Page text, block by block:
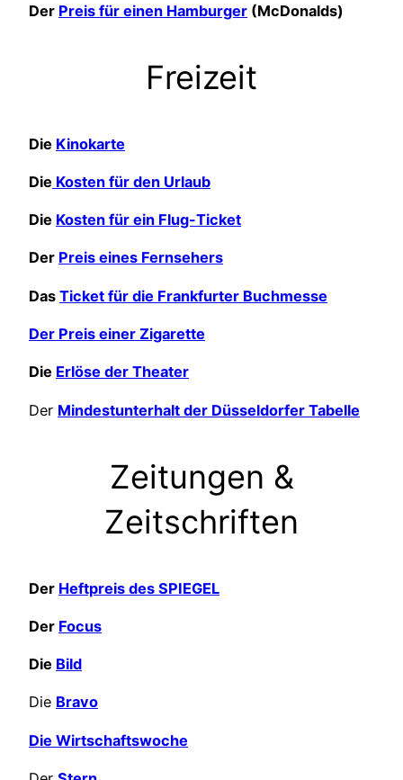
Der Preis für einen Hamburger (McDonalds)
Freizeit
Die Kinokarte
Die Kosten für den Urlaub
Die Kosten für ein Flug-Ticket
Der Preis eines Fernsehers
Das Ticket für die Frankfurter Buchmesse
Der Preis einer Zigarette
Die Erlöse der Theater
Der Mindestunterhalt der Düsseldorfer Tabelle
Zeitungen &
Zeitschriften
Der Heftpreis des SPIEGEL
Der Focus
Die Bild
Die Bravo
Die Wirtschaftswoche